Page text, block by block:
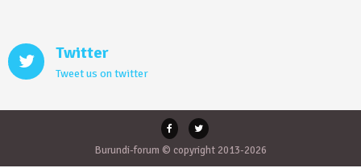
Twitter
Tweet us on twitter
Burundi-forum © copyright 2013-2026